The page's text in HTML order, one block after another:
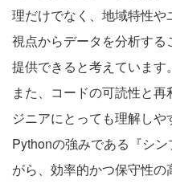
理だけでなく、地域特性
視点からデータを分析す
提供できると考えています。
また、コードの可読性と
ジニアにとっても理解しや
Pythonの強みである『シ
がら、効率的かつ保守性